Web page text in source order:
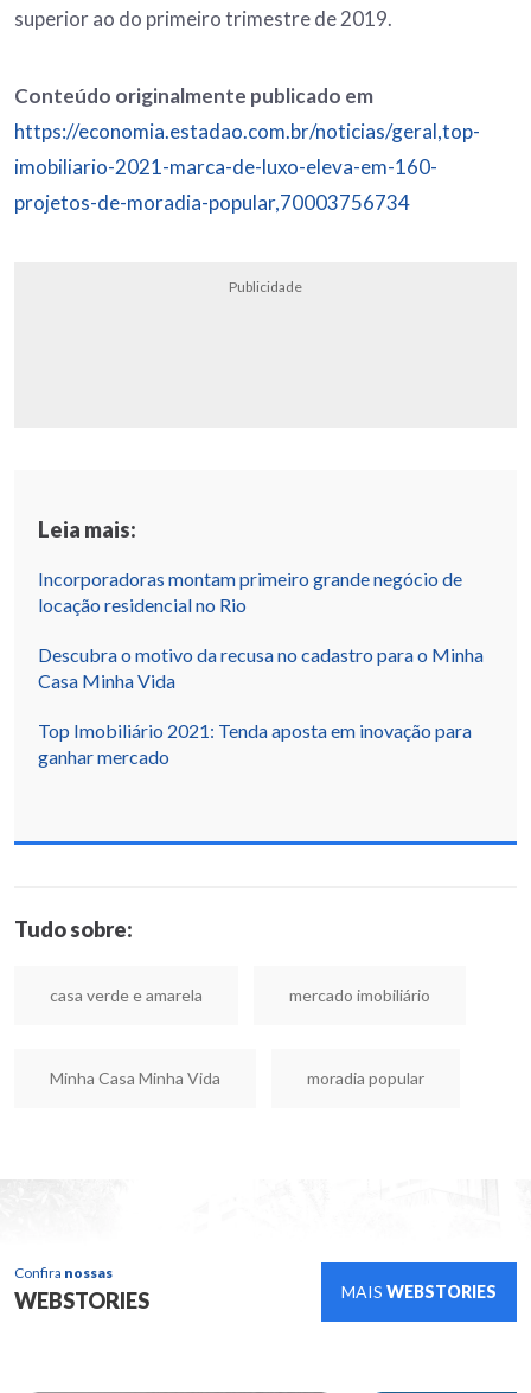
superior ao do primeiro trimestre de 2019.
Conteúdo originalmente publicado em
https://economia.estadao.com.br/noticias/geral,top-
imobiliario-2021-marca-de-luxo-eleva-em-160-
projetos-de-moradia-popular,70003756734
Publicidade
Leia mais:
Incorporadoras montam primeiro grande negócio de
locação residencial no Rio
Descubra o motivo da recusa no cadastro para o Minha
Casa Minha Vida
Top Imobiliário 2021: Tenda aposta em inovação para
ganhar mercado
Tudo sobre:
casa verde e amarela mercado imobiliário
Minha Casa Minha Vida moradia popular
Confira nossas
WEBSTORIES MAIS WEBSTORIES